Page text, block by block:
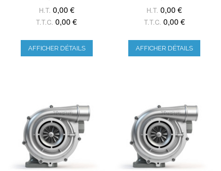
H.T. 0,00 €
T.T.C. 0,00 €
AFFICHER DÉTAILS
H.T. 0,00 €
T.T.C. 0,00 €
AFFICHER DÉTAILS